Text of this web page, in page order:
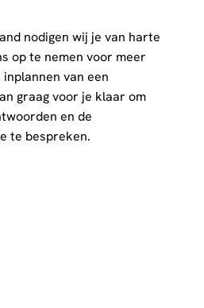
nodigen wij je van harte
op te nemen voor meer
van een
graag voor je klaar om
en de
te bespreken.